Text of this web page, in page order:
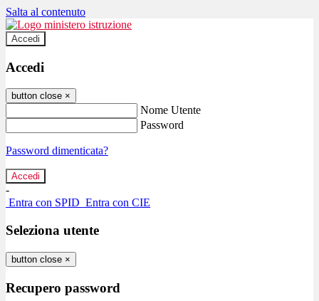
Salta al contenuto
Accedi
Accedi
button close ×
Nome Utente
Password
Password dimenticata?
-
Entra con SPID Entra con CIE
Seleziona utente
button close ×
Recupero password